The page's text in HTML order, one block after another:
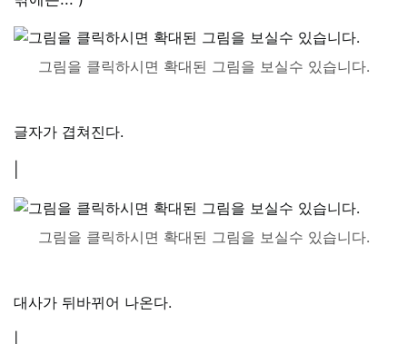
그림을 클릭하시면 확대된 그림을 보실수 있습니다.
글자가 겹쳐진다.
그림을 클릭하시면 확대된 그림을 보실수 있습니다.
대사가 뒤바뀌어 나온다.